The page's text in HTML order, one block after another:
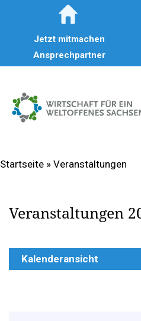
springenJetzt mitmachen
Ansprechpartner
Startseite » Veranstaltungen
Veranstaltungen
Kalenderansicht